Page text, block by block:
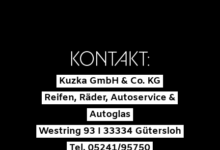
KONTAKT:
Kuzka GmbH & Co. KG
Reifen, Räder, Autoservice &
Autoglas
Westring 93 I 33334 Gütersloh